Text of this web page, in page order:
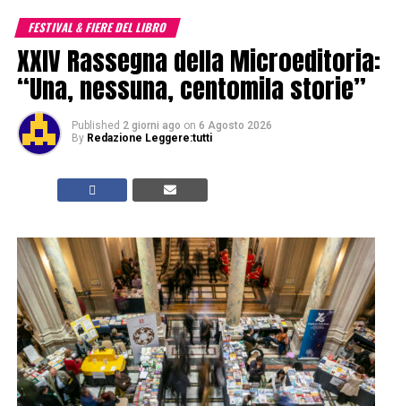
FESTIVAL & FIERE DEL LIBRO
XXIV Rassegna della Microeditoria:
“Una, nessuna, centomila storie”
Published 2 giorni ago on 6 Agosto 2026
By Redazione Leggere:tutti